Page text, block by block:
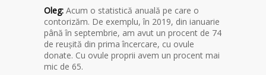
Oleg: Acum o statistică anuală pe care o
contorizăm. De exemplu, în 2019, din ianuarie
până în septembrie, am avut un procent de 74
de reușită din prima încercare, cu ovule
donate. Cu ovule proprii avem un procent mai
mic de 65.